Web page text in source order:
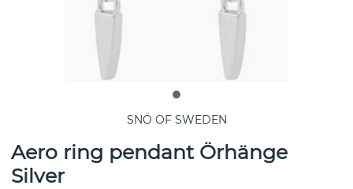
SNÖ OF SWEDEN
Aero ring pendant Örhänge
Silver